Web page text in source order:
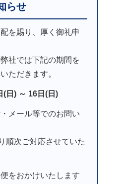
らせ
を賜り、厚く御礼申
社では下記の期間を
ただきます。
(日) ～ 16日(日)
メール等でのお問い
順次ご対応させていた
をおかけいたします